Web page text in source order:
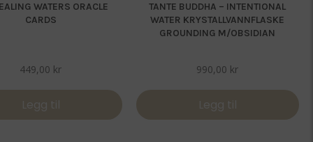
WATERS ORACLE
CARDS
449,00 kr
Legg til
TANTE BUDDHA – INTENTIONAL
WATER KRYSTALLVANNFLASKE
GROUNDING M/OBSIDIAN
990,00 kr
Legg til